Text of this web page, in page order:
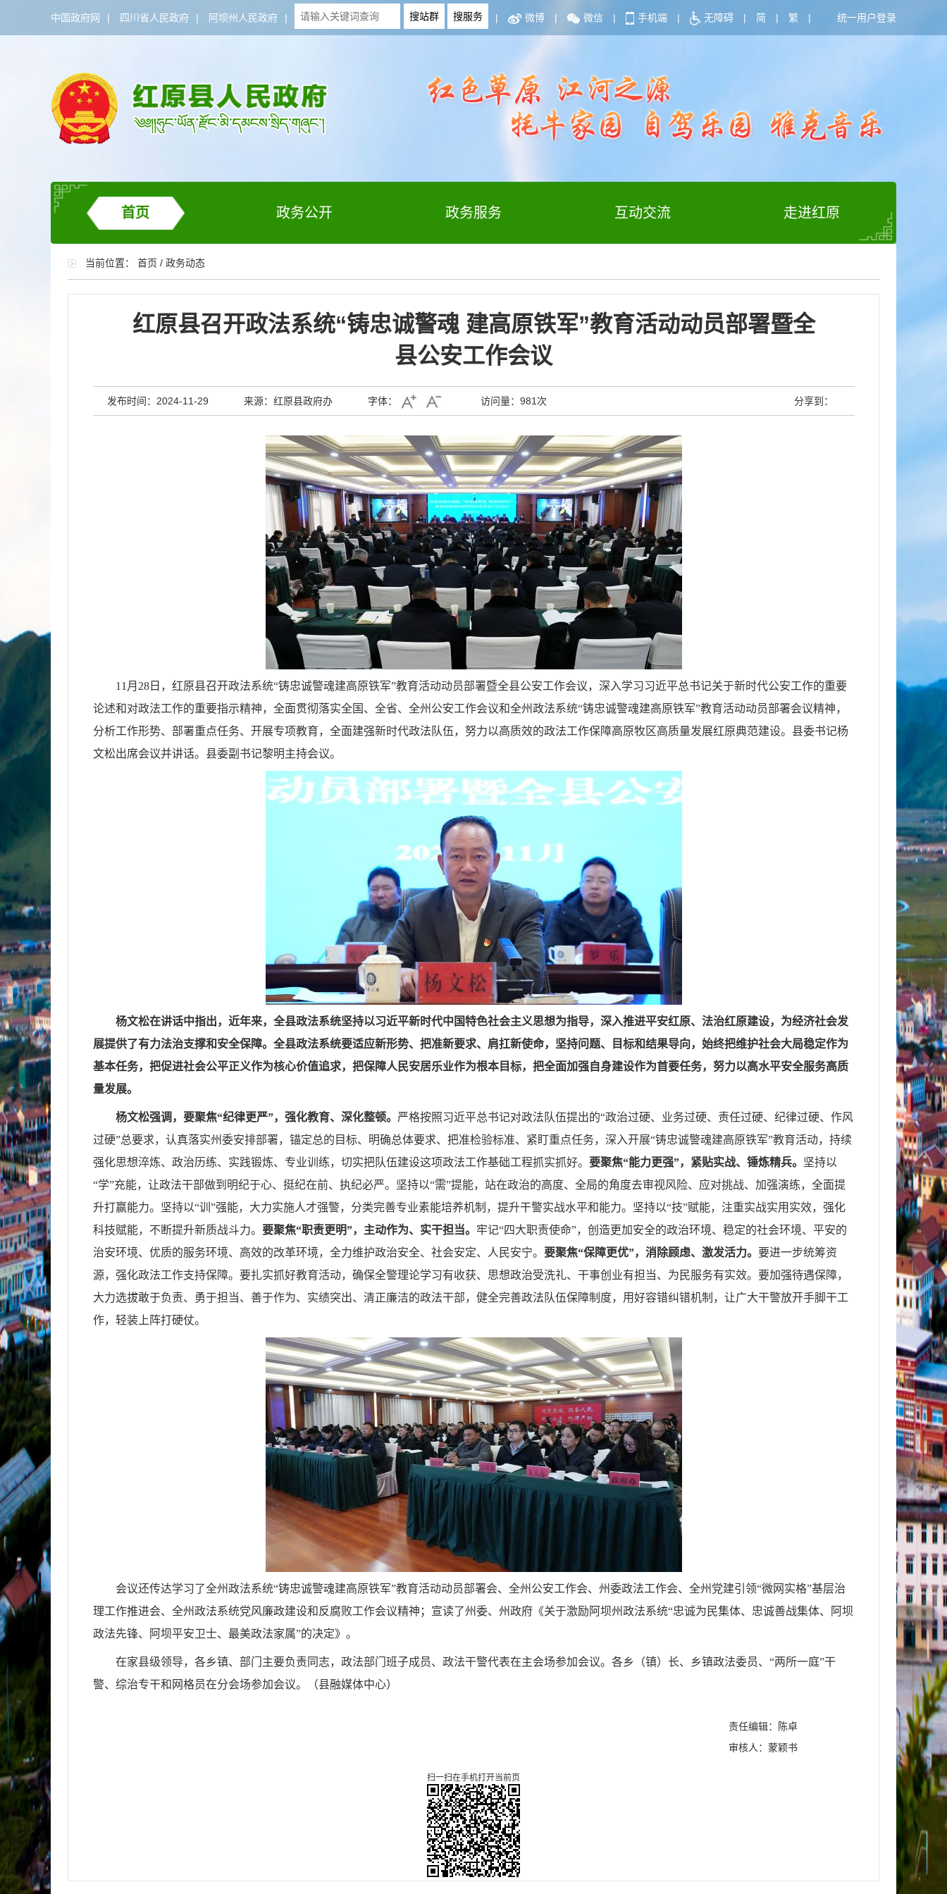
中国政府网 | 四川省人民政府 | 阿坝州人民政府 | | 微博 | 微信 | 手机端 | 无障碍 | 简 | 繁 | 统一用户登录
首页 政务公开 政务服务 互动交流 走进红原
当前位置： 首页 / 政务动态
红原县召开政法系统“铸忠诚警魂 建高原铁军”教育活动动员部署暨全
县公安工作会议
发布时间：2024-11-29 来源：红原县政府办 字体： 访问量： 981次 分享到：
11月28日，红原县召开政法系统“铸忠诚警魂建高原铁军”教育活动动员部署暨全县公安工作会议，深入学习习近平总书记关于新时代公安工作的重要
论述和对政法工作的重要指示精神，全面贯彻落实全国、全省、全州公安工作会议和全州政法系统“铸忠诚警魂建高原铁军”教育活动动员部署会议精神，
分析工作形势、部署重点任务、开展专项教育，全面建强新时代政法队伍，努力以高质效的政法工作保障高原牧区高质量发展红原典范建设。县委书记杨
文松出席会议并讲话。县委副书记黎明主持会议。
杨文松在讲话中指出， 近年来，全县政法系统坚持以习近平新时代中国特色社会主义思想为指导，深入推进平安红原、法治红原建设，为经济社会发
展提供了有力法治支撑和安全保障。全县政法系统要适应新形势、把准新要求、肩扛新使命，坚持问题、目标和结果导向，始终把维护社会大局稳定作为
基本任务，把促进社会公平正义作为核心价值追求，把保障人民安居乐业作为根本目标，把全面加强自身建设作为首要任务，努力以高水平安全服务高质
量发展。
杨文松强调， 要聚焦“纪律更严”，强化教育、深化整顿。 严格按照习近平总书记对政法队伍提出的“政治过硬、业务过硬、责任过硬、纪律过硬、作风
过硬”总要求，认真落实州委安排部署，锚定总的目标、明确总体要求、把准检验标准、紧盯重点任务，深入开展“铸忠诚警魂建高原铁军”教育活动，持续
强化思想淬炼、政治历练、实践锻炼、专业训练，切实把队伍建设这项政法工作基础工程抓实抓好。 要聚焦“能力更强”，紧贴实战、锤炼精兵。 坚持以
“学”充能，让政法干部做到明纪于心、挺纪在前、执纪必严。坚持以“需”提能，站在政治的高度、全局的角度去审视风险、应对挑战、加强演练，全面提
升打赢能力。坚持以“训”强能，大力实施人才强警，分类完善专业素能培养机制，提升干警实战水平和能力。坚持以“技”赋能，注重实战实用实效，强化
科技赋能，不断提升新质战斗力。 要聚焦“职责更明”，主动作为、实干担当。 牢记“四大职责使命”，创造更加安全的政治环境、稳定的社会环境、平安的
治安环境、优质的服务环境、高效的改革环境，全力维护政治安全、社会安定、人民安宁。 要聚焦“保障更优”，消除顾虑、激发活力。 要进一步统筹资
源，强化政法工作支持保障。要扎实抓好教育活动，确保全警理论学习有收获、思想政治受洗礼、干事创业有担当、为民服务有实效。要加强待遇保障，
大力选拔敢于负责、勇于担当、善于作为、实绩突出、清正廉洁的政法干部，健全完善政法队伍保障制度，用好容错纠错机制，让广大干警放开手脚干工
作，轻装上阵打硬仗。
会议还传达学习了全州政法系统“铸忠诚警魂建高原铁军”教育活动动员部署会、全州公安工作会、州委政法工作会、全州党建引领“微网实格”基层治
理工作推进会、全州政法系统党风廉政建设和反腐败工作会议精神；宣读了州委、州政府《关于激励阿坝州政法系统“忠诚为民集体、忠诚善战集体、阿坝
政法先锋、阿坝平安卫士、最美政法家属”的决定》。
在家县级领导，各乡镇、部门主要负责同志，政法部门班子成员、政法干警代表在主会场参加会议。各乡（镇）长、乡镇政法委员、“两所一庭”干
警、综治专干和网格员在分会场参加会议。（县融媒体中心）
责任编辑：陈卓
审核人：蒙颖书
扫一扫在手机打开当前页